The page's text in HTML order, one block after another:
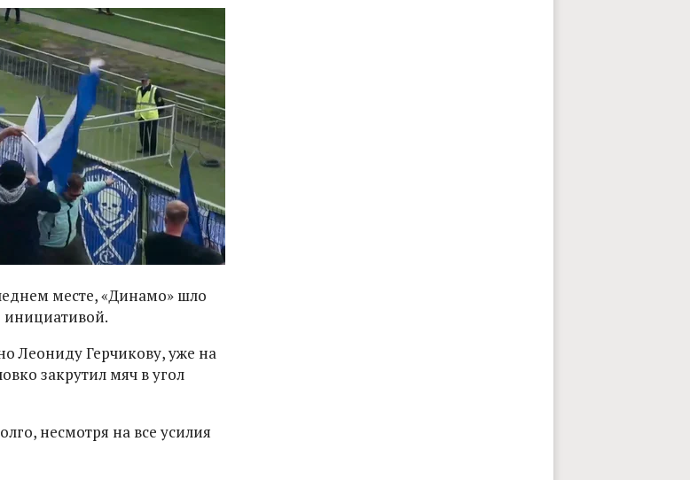
месте, «Динамо» шло
инициативой.
Леониду Герчикову, уже на
закрутил мяч в угол
несмотря на все усилия